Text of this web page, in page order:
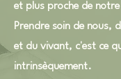
et plus proche de
Prendre soin de nous,
et du vivant, c'est ce
intrinsèquement.